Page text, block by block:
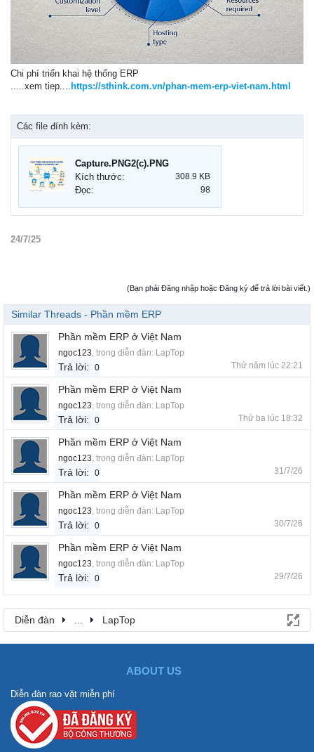
Chi phí triển khai hệ thống ERP
.....xem tiep....
https://sthink.com.vn/phan-mem-erp-viet-nam.html
Các file đính kèm:
Capture.PNG2(c).PNG
Kích thước:
308.9 KB
Đọc: 98
24/7/25
(Bạn phải Đăng nhập hoặc Đăng ký để trả lời bài viết.)
Similar Threads - Phần mềm ERP
Phần mềm ERP ở Việt Nam
ngoc123, trong diễn đàn: LapTop
Trả lời: 0 Thứ năm lúc 22:21
Phần mềm ERP ở Việt Nam
ngoc123, trong diễn đàn: LapTop
Trả lời: 0 Thứ ba lúc 18:32
Phần mềm ERP ở Việt Nam
ngoc123, trong diễn đàn: LapTop
Trả lời: 0 31/7/26
Phần mềm ERP ở Việt Nam
ngoc123, trong diễn đàn: LapTop
Trả lời: 0 30/7/26
Phần mềm ERP ở Việt Nam
ngoc123, trong diễn đàn: LapTop
Trả lời: 0 29/7/26
Diễn đàn LapTop
ABOUT US
Diễn đàn rao vặt miễn phí